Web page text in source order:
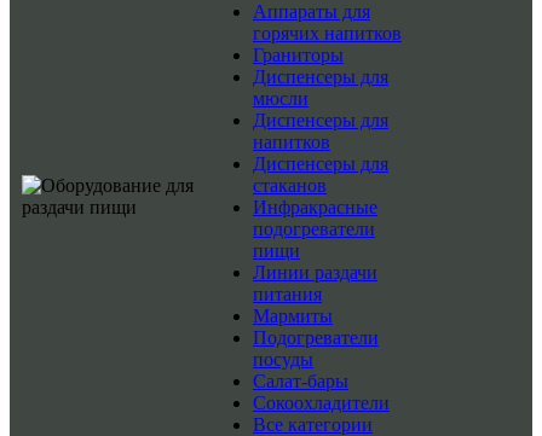
Аппараты для
горячих напитков
Граниторы
Диспенсеры для
мюсли
Диспенсеры для
напитков
Диспенсеры для
стаканов
Инфракрасные
подогреватели
пищи
Линии раздачи
питания
Мармиты
Подогреватели
посуды
Салат-бары
Сокоохладители
Все категории